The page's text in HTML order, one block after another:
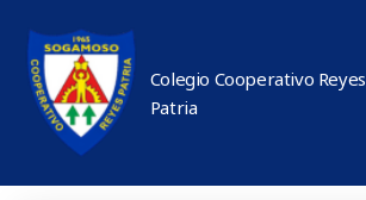
Colegio Cooperativo Reyes
Patria